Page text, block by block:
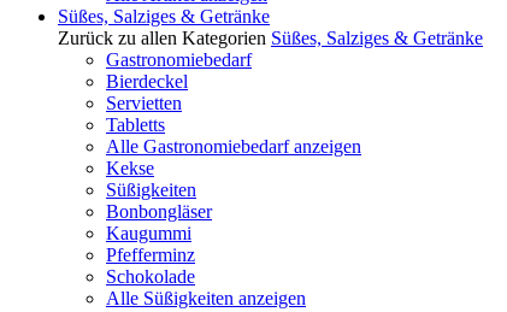
Süßes, Salziges & Getränke
Zurück zu allen Kategorien Süßes, Salziges & Getränke
Gastronomiebedarf
Bierdeckel
Servietten
Tabletts
Alle Gastronomiebedarf anzeigen
Kekse
Süßigkeiten
Bonbongläser
Kaugummi
Pfefferminz
Schokolade
Alle Süßigkeiten anzeigen